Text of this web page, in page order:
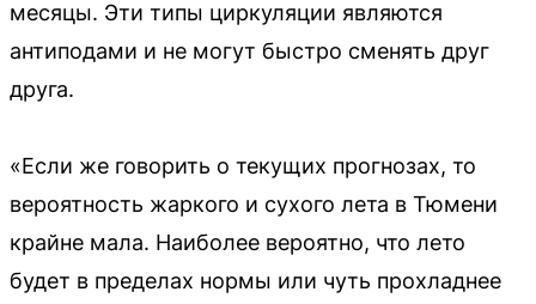
месяцы. Эти типы циркуляции являются
антиподами и не могут быстро сменять друг
друга.
«Если же говорить о текущих прогнозах, то
вероятность жаркого и сухого лета в Тюмени
крайне мала. Наиболее вероятно, что лето
будет в пределах нормы или чуть прохладнее